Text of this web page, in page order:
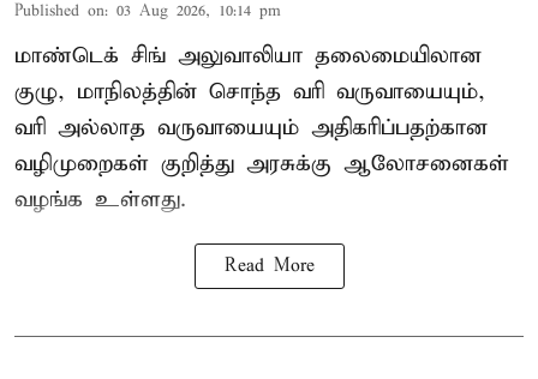
Published on: 03 Aug 2026, 10:14 pm
மாண்டெக் சிங் அலுவாலியா தலைமையிலான
குழு, மாநிலத்தின் சொந்த வரி வருவாயையும்,
வரி அல்லாத வருவாயையும் அதிகரிப்பதற்கான
வழிமுறைகள் குறித்து அரசுக்கு ஆலோசனைகள்
வழங்க உள்ளது.
Read More